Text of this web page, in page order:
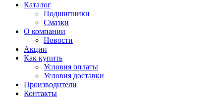
Каталог
Подшипники
Смазки
О компании
Новости
Акции
Как купить
Условия оплаты
Условия доставки
Производители
Контакты